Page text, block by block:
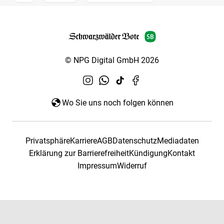
© NPG Digital GmbH 2026
Wo Sie uns noch folgen können
PrivatsphäreKarriereAGBDatenschutzMediadaten
Erklärung zur BarrierefreiheitKündigungKontakt
ImpressumWiderruf